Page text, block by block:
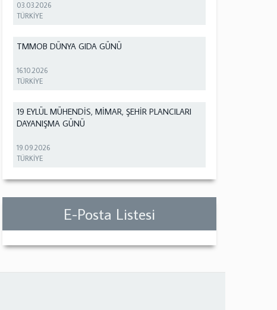
03.03.2026
TÜRKİYE
TMMOB DÜNYA GIDA GÜNÜ
16.10.2026
TÜRKİYE
19 EYLÜL MÜHENDİS, MİMAR, ŞEHİR PLANCILARI
DAYANIŞMA GÜNÜ
19.09.2026
TÜRKİYE
E-Posta Listesi